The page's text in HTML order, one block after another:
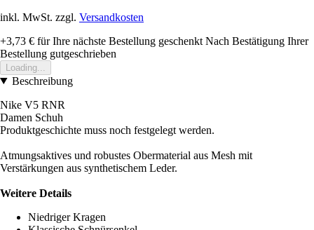
inkl. MwSt. zzgl. Versandkosten
+3,73 € für Ihre nächste Bestellung geschenkt Nach Bestätigung Ihrer
Bestellung gutgeschrieben
Loading...
Beschreibung
Nike V5 RNR
Damen Schuh
Produktgeschichte muss noch festgelegt werden.
Atmungsaktives und robustes Obermaterial aus Mesh mit
Verstärkungen aus synthetischem Leder.
Weitere Details
Niedriger Kragen